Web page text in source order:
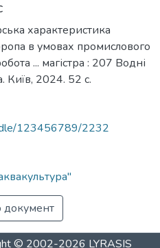
характеристика
в умовах промислового
... магістра : 207 Водні
Київ, 2024. 52 с.
123456789/2232
документ
© 2002-2026 LYRASIS